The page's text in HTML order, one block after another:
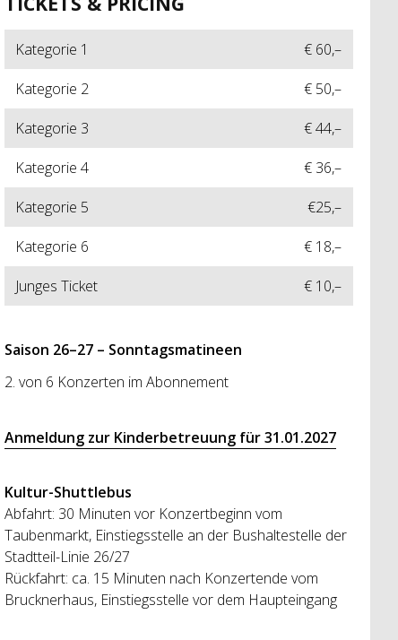
Kategorie 1
€ 60,–
Kategorie 2
€ 50,–
Kategorie 3
€ 44,–
Kategorie 4
€ 36,–
Kategorie 5
€25,–
Kategorie 6
€ 18,–
Junges Ticket
€ 10,–
Saison 26–27 – Sonntagsmatineen
2. von 6 Konzerten im Abonnement
Anmeldung zur Kinderbetreuung für 31.01.2027
Kultur-Shuttlebus
Abfahrt: 30 Minuten vor Konzertbeginn vom
Taubenmarkt, Einstiegsstelle an der Bushaltestelle der
Stadtteil-Linie 26/27
Rückfahrt: ca. 15 Minuten nach Konzertende vom
Brucknerhaus, Einstiegsstelle vor dem Haupteingang